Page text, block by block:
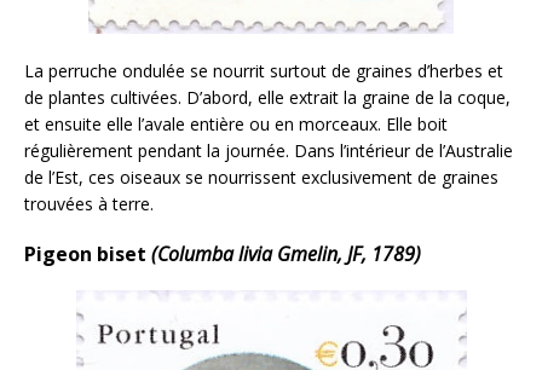
La perruche ondulée se nourrit surtout de graines d’herbes et
de plantes cultivées. D’abord, elle extrait la graine de la coque,
et ensuite elle l’avale entière ou en morceaux. Elle boit
régulièrement pendant la journée. Dans l’intérieur de l’Australie
de l’Est, ces oiseaux se nourrissent exclusivement de graines
trouvées à terre.
Pigeon biset (Columba livia Gmelin, JF, 1789)